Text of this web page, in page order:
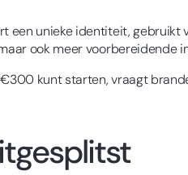
een unieke identiteit, gebruikt
ook meer voorbereidende
kunt starten, vraagt